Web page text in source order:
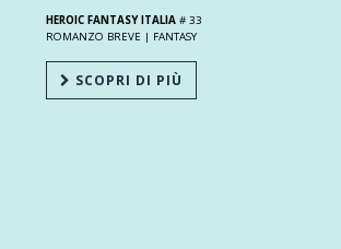
HEROIC FANTASY ITALIA # 33
ROMANZO BREVE | FANTASY
SCOPRI DI PIÙ